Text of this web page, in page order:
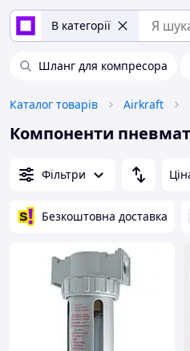
В категорії
Шланг для компресора
Каталог товарів Airkraft
Компоненти
Фільтри
Безкоштовна доставка